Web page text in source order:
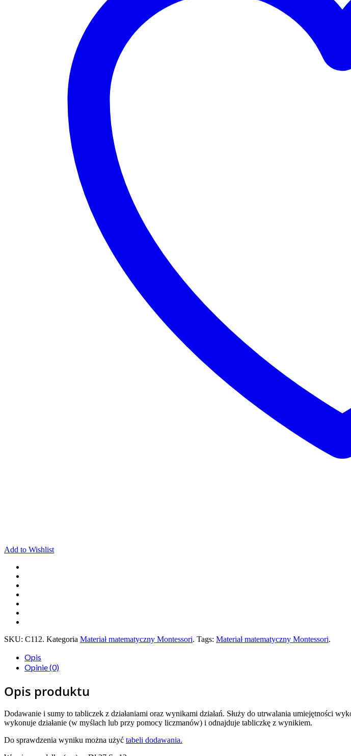
Add to Wishlist
SKU: C112. Kategoria Materiał matematyczny Montessori. Tags: Materiał matematyczny Montessori.
Opis
Opinie (0)
Opis produktu
Dodawanie i sumy to tabliczek z działaniami oraz wynikami działań. Służy do utrwalania umiejętności
wykonuje działanie (w myślach lub przy pomocy liczmanów) i odnajduje tabliczkę z wynikiem.
Do sprawdzenia wyniku można użyć tabeli dodawania.